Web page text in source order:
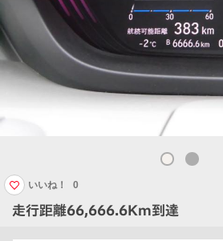
走行距離66,666.6Km到達
いいね！ 0